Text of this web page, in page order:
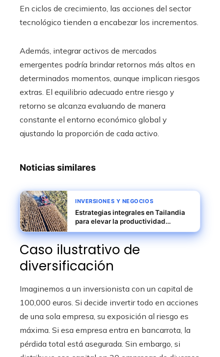
En ciclos de crecimiento, las acciones del sector
tecnológico tienden a encabezar los incrementos.
Además, integrar activos de mercados
emergentes podría brindar retornos más altos en
determinados momentos, aunque implican riesgos
extras. El equilibrio adecuado entre riesgo y
retorno se alcanza evaluando de manera
constante el entorno económico global y
ajustando la proporción de cada activo.
Noticias similares
INVERSIONES Y NEGOCIOS
Estrategias integrales en Tailandia
para elevar la productividad
agrícola y reducir riesgos rurales
Caso ilustrativo de
diversificación
Imaginemos a un inversionista con un capital de
100,000 euros. Si decide invertir todo en acciones
de una sola empresa, su exposición al riesgo es
máxima. Si esa empresa entra en bancarrota, la
pérdida total está asegurada. Sin embargo, si